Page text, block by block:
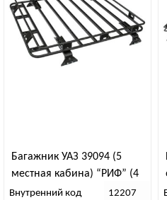
Багажник УАЗ 39094 (5
местная кабина) “РИФ” (4
опоры)
Внутренний код 12207